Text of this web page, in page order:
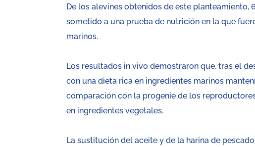
De los alevines obtenidos de este
sometido a una prueba de nutrición en la que
marinos.
Los resultados in vivo demostraron que, tras el
con una dieta rica en ingredientes marinos
comparación con la progenie de los
en ingredientes vegetales.
La sustitución del aceite y de la harina de